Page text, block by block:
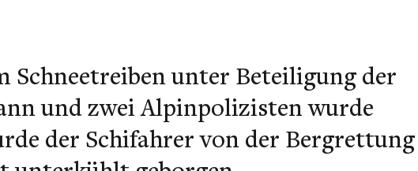
Schneetreiben unter Beteiligung der
und zwei Alpinpolizisten wurde
der Schifahrer von der Bergrettung